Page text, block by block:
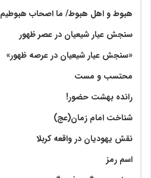
هبوط و اهل هبوط/ ما اصحاب هبوطیم
سنجش عیار شیعیان در عصر ظهور
«سنجش عیار شیعیان در عرصه ظهور»
محتسب و مست
رانده بهشت‌ حضور!
شناخت امام زمان(عج)
نقش یهودیان در واقعه کربلا
اسم رمز